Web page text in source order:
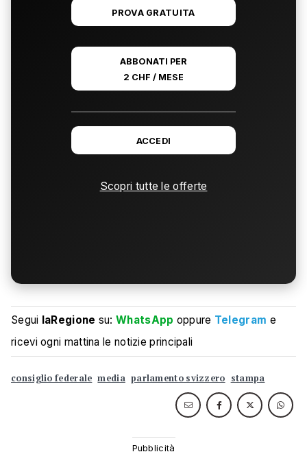
PROVA GRATUITA
ABBONATI PER
2 CHF / MESE
ACCEDI
Scopri tutte le offerte
Segui laRegione su:WhatsApp oppure Telegram e
ricevi ogni mattina le notizie principali
consiglio federale media parlamento svizzero stampa